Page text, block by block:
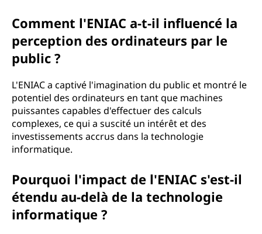
Comment l'ENIAC a-t-il influencé la
perception des ordinateurs par le
public ?
L'ENIAC a captivé l'imagination du public et montré le
potentiel des ordinateurs en tant que machines
puissantes capables d'effectuer des calculs
complexes, ce qui a suscité un intérêt et des
investissements accrus dans la technologie
informatique.
Pourquoi l'impact de l'ENIAC s'est-il
étendu au-delà de la technologie
informatique ?